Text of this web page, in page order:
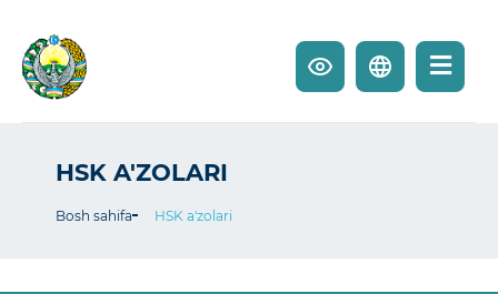
HSK A'ZOLARI
Bosh sahifa HSK a'zolari